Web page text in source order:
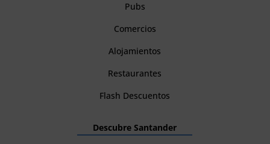
Pubs
Comercios
Alojamientos
Restaurantes
Flash Descuentos
Descubre Santander